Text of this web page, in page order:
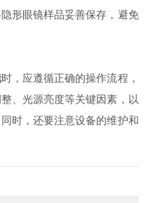
形眼镜样品妥善保存，避免
时，应遵循正确的操作流程，
、光源亮度等关键因素，以
时，还要注意设备的维护和